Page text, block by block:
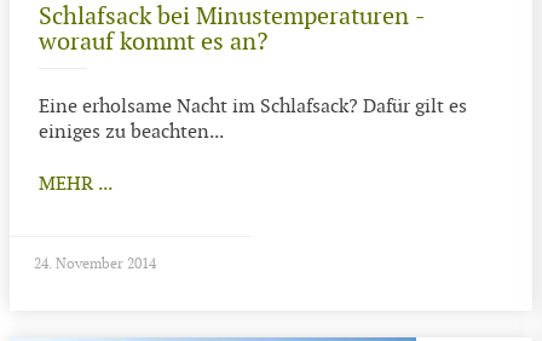
Schlafsack bei Minustemperaturen -
worauf kommt es an?
Eine erholsame Nacht im Schlafsack? Dafür gilt es
einiges zu beachten...
MEHR ...
24. November 2014